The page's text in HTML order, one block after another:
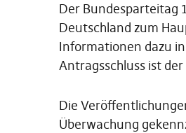
Der Bundesparteitag
Deutschland zum
Informationen dazu
Antragsschluss ist der
Die
Überwachung